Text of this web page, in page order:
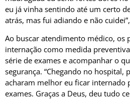
eu já vinha sentindo até um certo
atrás, mas fui adiando e não
Ao buscar atendimento médico, os
internação como medida
série de exames e acompanhar o
segurança. “Chegando no hospital,
acharam melhor eu ficar internado
exames. Graças a Deus, deu tudo